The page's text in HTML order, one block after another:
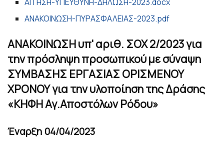
ΑΝΑΚΟΙΝΩΣΗ-ΠΥΡΑΣΦΑΛΕΙΑΣ-2023.pdf
ΑΝΑΚΟΙΝΩΣΗ υπ' αριθ. ΣΟΧ 2/2023 για
την πρόσληψη προσωπικού με σύναψη
ΣΥΜΒΑΣΗΣ ΕΡΓΑΣΙΑΣ ΟΡΙΣΜΕΝΟΥ
ΧΡΟΝΟΥ για την υλοποίηση της Δράσης
«ΚΗΦΗ Αγ.Αποστόλων Ρόδου»
Έναρξη 04/04/2023